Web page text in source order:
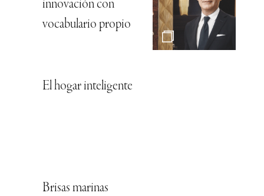
innovación con
vocabulario propio
El hogar inteligente
Brisas marinas